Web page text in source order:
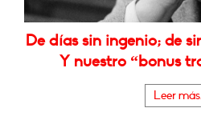
De días sin ingenio; de
Y nuestro “bonus
Leer